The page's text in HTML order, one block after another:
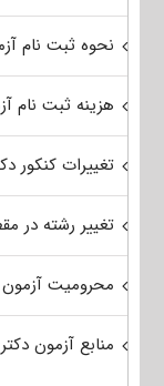
نحوه ثبت نام
هزینه ثبت نام
تغییرات کنکور
تغییر رشته در
محرومیت
منابع آزمون